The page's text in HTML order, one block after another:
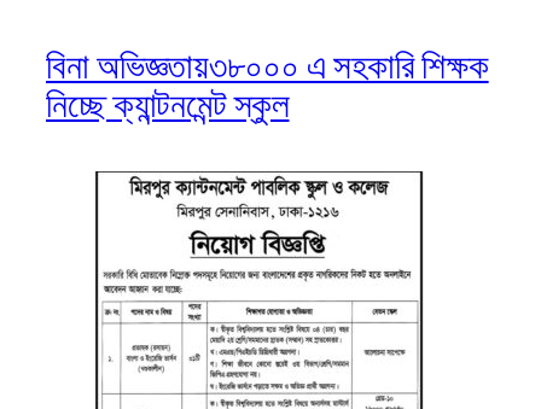
বিনা অভিজ্ঞতায়৩৮০০০ এ সহকারি শিক্ষক
নিচ্ছে ক্যান্টনমেন্ট স্কুল